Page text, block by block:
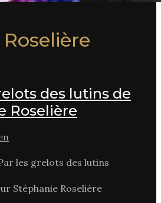
des lutins de
Roselière
les grelots des lutins
Stéphanie Roselière